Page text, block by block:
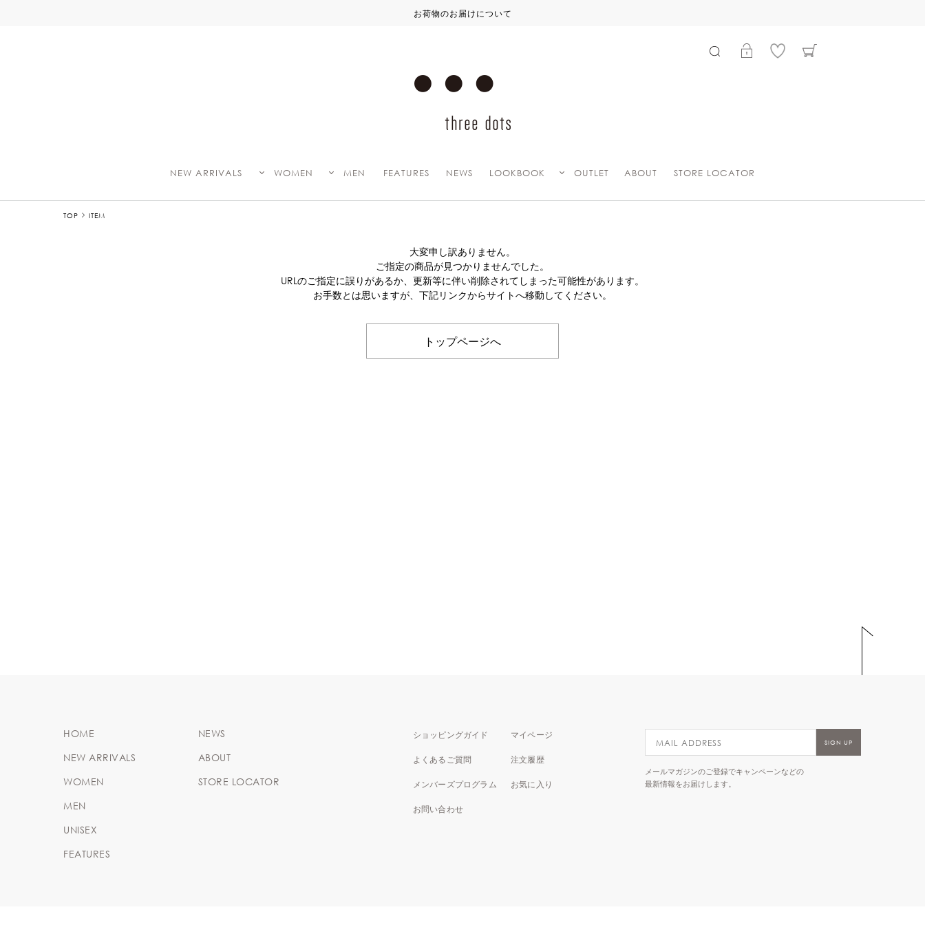
お荷物のお届けについて
NEW ARRIVALS WOMEN MEN FEATURES NEWS LOOKBOOK OUTLET ABOUT STORE LOCATOR
TOP ITEM
大変申し訳ありません。
ご指定の商品が見つかりませんでした。
URLのご指定に誤りがあるか、更新等に伴い削除されてしまった可能性があります。
お手数とは思いますが、下記リンクからサイトへ移動してください。
トップページへ
HOME
NEW ARRIVALS
WOMEN
MEN
UNISEX
FEATURES
NEWS
ABOUT
STORE LOCATOR
ショッピングガイド
よくあるご質問
メンバーズプログラム
お問い合わせ
マイページ
注文履歴
お気に入り
メールマガジンのご登録でキャンペーンなどの
最新情報をお届けします。